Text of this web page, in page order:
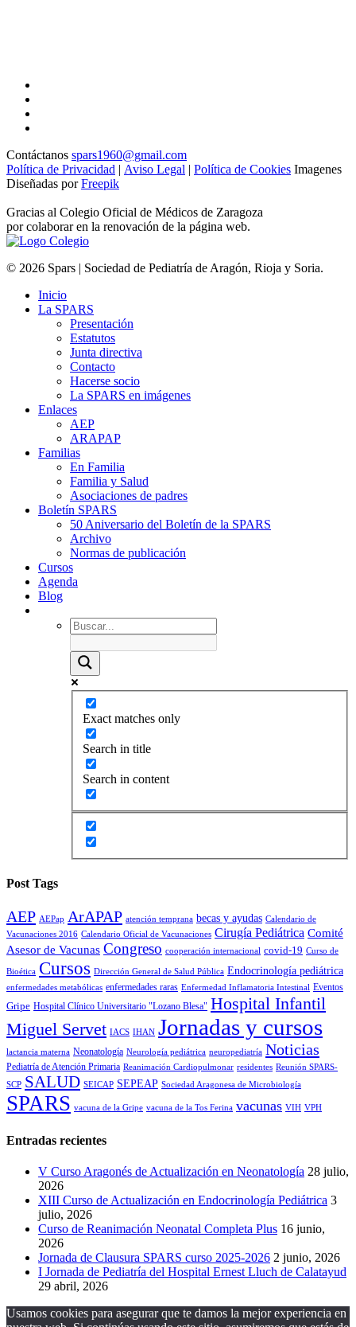
Contáctanos spars1960@gmail.com
Política de Privacidad | Aviso Legal | Política de Cookies Imagenes
Diseñadas porFreepik
Gracias al Colegio Oficial de Médicos de Zaragoza
por colaborar en la renovación de la página web.
© 2026 Spars | Sociedad de Pediatría de Aragón, Rioja y Soria.
Inicio
La SPARS
Presentación
Estatutos
Junta directiva
Contacto
Hacerse socio
La SPARS en imágenes
Enlaces
AEP
ARAPAP
Familias
En Familia
Familia y Salud
Asociaciones de padres
Boletín SPARS
50 Aniversario del Boletín de la SPARS
Archivo
Normas de publicación
Cursos
Agenda
Blog
Exact matches only
Search in title
Search in content
Post Tags
AEP AEPap ArAPAP atención temprana becas y ayudas Calendario de
Vacunaciones 2016 Calendario Oficial de Vacunaciones Cirugía Pediátrica Comité
Asesor de Vacunas Congreso cooperación internacional covid-19 Curso de
Bioética Cursos Dirección General de Salud Pública Endocrinología pediátrica
enfermedades metabólicas enfermedades raras Enfermedad Inflamatoria Intestinal Eventos
Gripe Hospital Clínico Universitario "Lozano Blesa" Hospital Infantil
Miguel Servet IACS IHAN Jornadas y cursos
lactancia materna Neonatología Neurología pediátrica neuropediatría Noticias
Pediatría de Atención Primaria Reanimación Cardiopulmonar residentes Reunión SPARS-
SCP SALUD SEICAP SEPEAP Sociedad Aragonesa de Microbiología
SPARS vacuna de la Gripe vacuna de la Tos Ferina vacunas VIH VPH
Entradas recientes
V Curso Aragonés de Actualización en Neonatología 28 julio,
2026
XIII Curso de Actualización en Endocrinología Pediátrica 3
julio, 2026
Curso de Reanimación Neonatal Completa Plus 16 junio,
2026
Jornada de Clausura SPARS curso 2025-2026 2 junio, 2026
I Jornada de Pediatría del Hospital Ernest Lluch de Calatayud
29 abril, 2026
Usamos cookies para asegurar que te damos la mejor experiencia en